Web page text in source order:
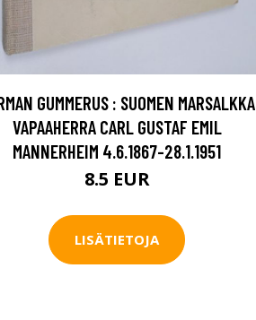
GUMMERUS : SUOMEN MARSALKKA
VAPAAHERRA CARL GUSTAF EMIL
MANNERHEIM 4.6.1867-28.1.1951
8.5 EUR
LISÄTIETOJA